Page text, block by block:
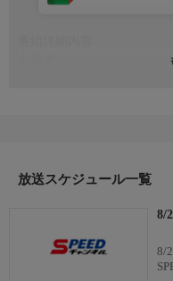
放送スケジュール一覧
8/
8/